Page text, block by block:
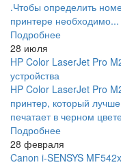
.Чтобы определить
принтере необходимо...
Подробнее
28 июля
HP Color LaserJet Pro
устройства
HP Color LaserJet Pro
принтер, который
печатает в черном
Подробнее
28 февраля
Canon i-SENSYS